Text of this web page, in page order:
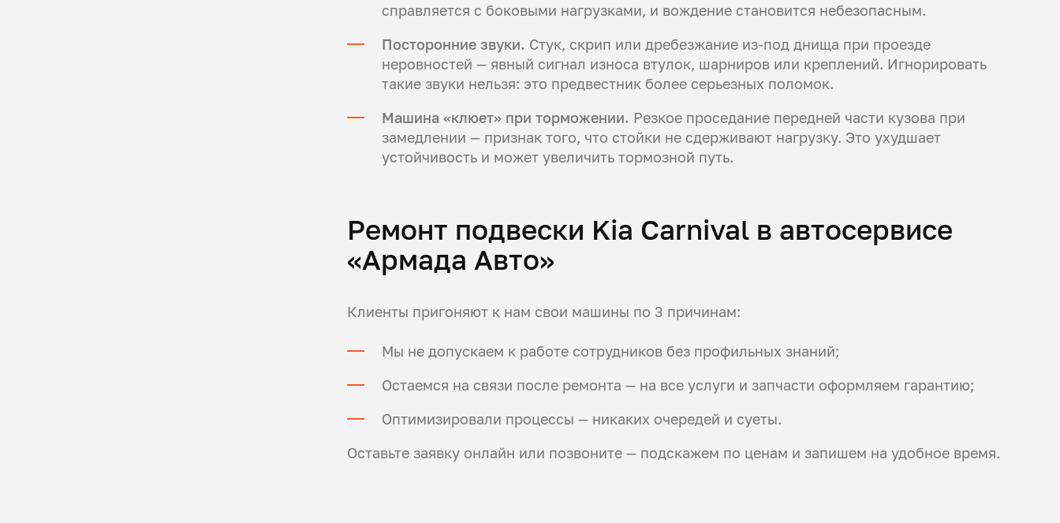
справляется с боковыми нагрузками, и вождение становится небезопасным.
Посторонние звуки. Стук, скрип или дребезжание из-под днища при проезде
неровностей — явный сигнал износа втулок, шарниров или креплений. Игнорировать
такие звуки нельзя: это предвестник более серьезных поломок.
Машина «клюет» при торможении. Резкое проседание передней части кузова при
замедлении — признак того, что стойки не сдерживают нагрузку. Это ухудшает
устойчивость и может увеличить тормозной путь.
Ремонт подвески Kia Carnival в автосервисе
«Армада Авто»
Клиенты пригоняют к нам свои машины по 3 причинам:
Мы не допускаем к работе сотрудников без профильных знаний;
Остаемся на связи после ремонта — на все услуги и запчасти оформляем гарантию;
Оптимизировали процессы — никаких очередей и суеты.
Оставьте заявку онлайн или позвоните — подскажем по ценам и запишем на удобное время.